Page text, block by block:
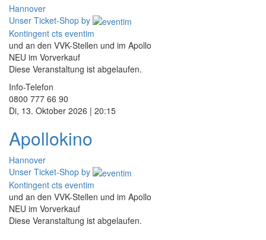
Hannover
Unser Ticket-Shop by
Kontingent cts eventim
und an den VVK-Stellen und im Apollo
NEU im Vorverkauf
Diese Veranstaltung ist abgelaufen.
Info-Telefon
0800 777 66 90
Di, 13. Oktober 2026 | 20:15
Apollokino
Hannover
Unser Ticket-Shop by
Kontingent cts eventim
und an den VVK-Stellen und im Apollo
NEU im Vorverkauf
Diese Veranstaltung ist abgelaufen.